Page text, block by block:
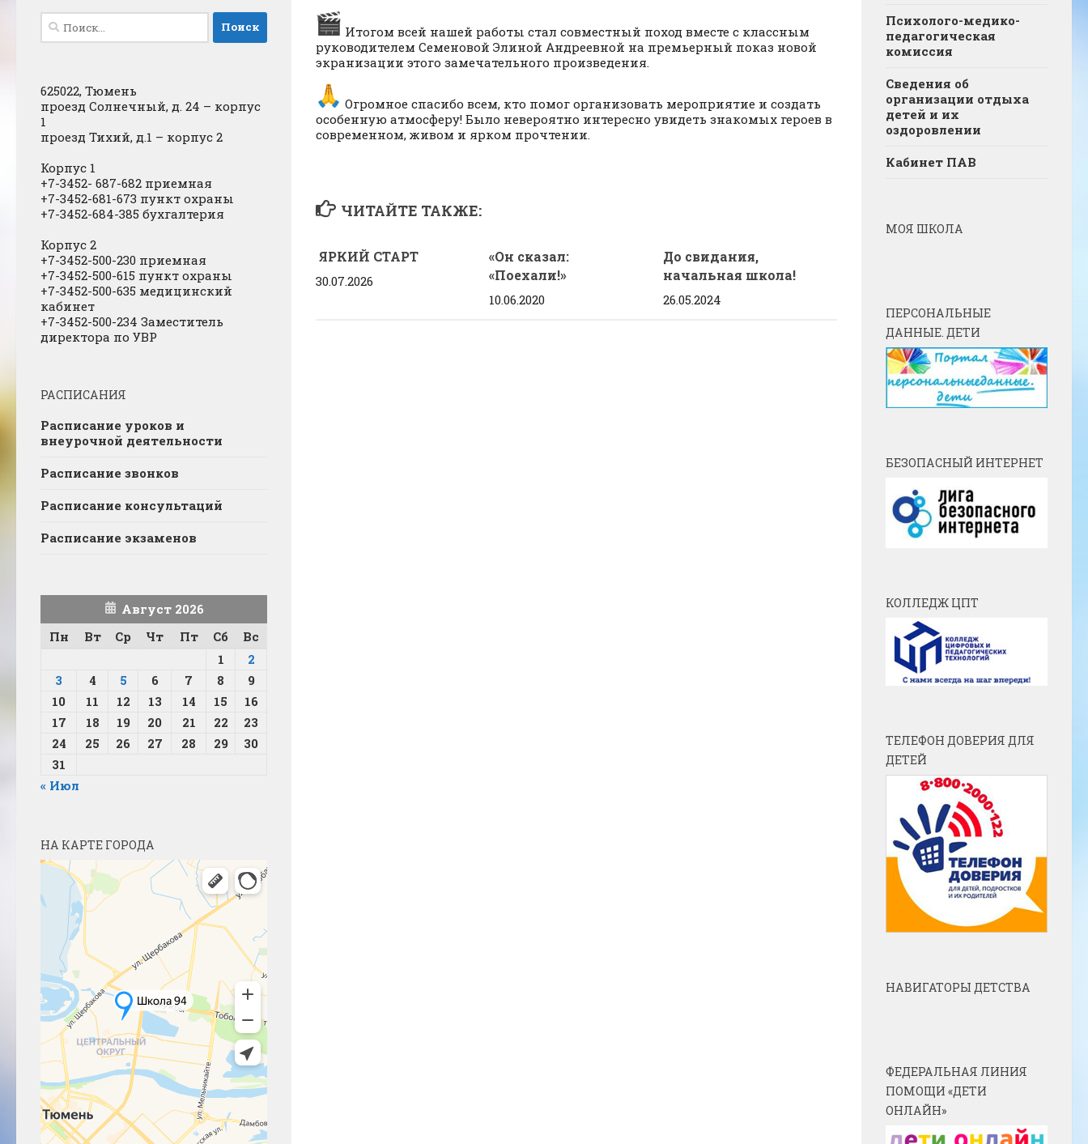
Итогом всей нашей работы стал совместный поход вместе с классным
руководителем Семеновой Элиной Андреевной на премьерный показ новой
экранизации этого замечательного произведения.
Огромное спасибо всем, кто помог организовать мероприятие и создать
особенную атмосферу! Было невероятно интересно увидеть знакомых героев в
современном, живом и ярком прочтении.
ЧИТАЙТЕ ТАКЖЕ:
ЯРКИЙ СТАРТ
30.07.2026
«Он сказал:
«Поехали!»
10.06.2020
До свидания,
начальная школа!
26.05.2024
Найти:
625022, Тюмень
проезд Солнечный, д. 24 – корпус
1
проезд Тихий, д.1 – корпус 2
Корпус 1
+7-3452- 687-682 приемная
+7-3452-681-673 пункт охраны
+7-3452-684-385 бухгалтерия
Корпус 2
+7-3452-500-230 приемная
+7-3452-500-615 пункт охраны
+7-3452-500-635 медицинский
кабинет
+7-3452-500-234 Заместитель
директора по УВР
РАСПИСАНИЯ
Расписание уроков и
внеурочной деятельности
Расписание звонков
Расписание консультаций
Расписание экзаменов
Август 2026
Пн
Вт Ср Чт Пт Сб
Вс
1
2
3
4 5 6 7 8
9
10
11 12 13 14 15
16
17
18 19 20 21 22
23
24
25 26 27 28 29
30
31
« Июл
НА КАРТЕ ГОРОДА
Психолого-медико-
педагогическая
комиссия
Сведения об
организации отдыха
детей и их
оздоровлении
Кабинет ПАВ
МОЯ ШКОЛА
ПЕРСОНАЛЬНЫЕ
ДАННЫЕ. ДЕТИ
БЕЗОПАСНЫЙ ИНТЕРНЕТ
КОЛЛЕДЖ ЦПТ
ТЕЛЕФОН ДОВЕРИЯ ДЛЯ
ДЕТЕЙ
НАВИГАТОРЫ ДЕТСТВА
ФЕДЕРАЛЬНАЯ ЛИНИЯ
ПОМОЩИ «ДЕТИ
ОНЛАЙН»